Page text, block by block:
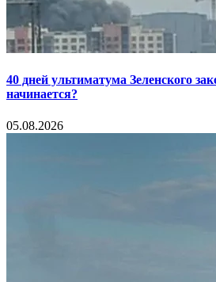
40 дней ультиматума Зеленского
начинается?
05.08.2026